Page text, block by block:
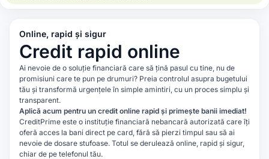
Online, rapid și sigur
Credit rapid online
Ai nevoie de o soluție financiară care să țină pasul cu tine, nu de
promisiuni care te pun pe drumuri? Preia controlul asupra bugetului
tău și transformă urgențele în simple amintiri, cu un proces simplu și
transparent.
Aplică acum pentru un credit online rapid și primește banii imediat!
CreditPrime este o instituție financiară nebancară autorizată care îți
oferă acces la bani direct pe card, fără să pierzi timpul sau să ai
nevoie de dosare stufoase. Totul se derulează online, rapid și sigur,
chiar de pe telefonul tău.